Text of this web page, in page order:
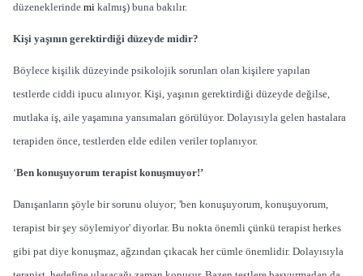
düzeneklerinde mi kalmış) buna bakılır.
Kişi yaşının gerektirdiği düzeyde midir?
Böylece kişilik düzeyinde psikolojik sorunları olan kişilere yapılan
testlerde ciddi ipucu alı­nıyor. Kişi, yaşının gerektirdiği düzeyde değilse,
mutlaka iş, aile yaşamına yansımaları görülü­yor. Dolayısıyla gelen hastalara
terapiden önce, testlerden elde edilen veriler toplanıyor.
‘Ben konuşuyorum terapist konuşmuyor!’
Danışanların şöyle bir sorunu oluyor; 'ben konu­şuyorum, konuşuyorum,
tera­pist bir şey söylemiyor' diyor­lar. Bu nokta önemli çünkü te­rapist herkes
gibi pat diye ko­nuşmaz, ağzından çıkacak her cümle önemlidir. Dolayısıyla